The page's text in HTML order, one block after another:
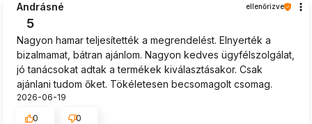
Andrásné ellenőrizve
5
Nagyon hamar teljesítették a megrendelést. Elnyerték a
bizalmamat, bátran ajánlom. Nagyon kedves ügyfélszolgálat,
jó tanácsokat adtak a termékek kiválasztásakor. Csak
ajánlani tudom őket. Tökéletesen becsomagolt csomag.
2026-06-19
0
0